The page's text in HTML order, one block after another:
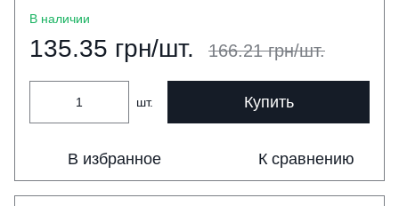
В наличии
135.35 грн/шт. 166.21 грн/шт.
шт. Купить
В избранное К сравнению